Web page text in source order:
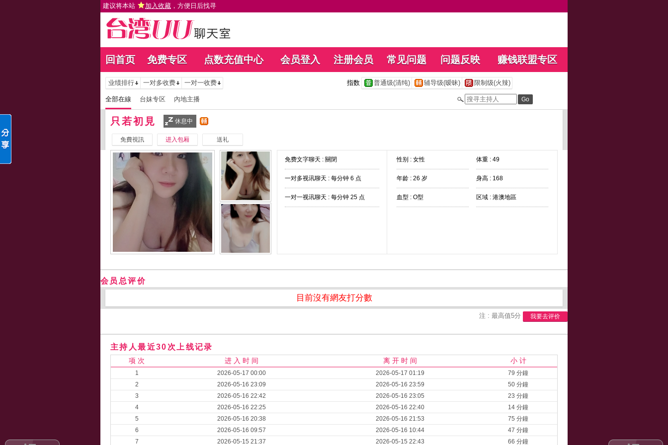
建议将本站 加入收藏 ，方便日后找寻
回首页 免费专区 点数充值中心 会员登入 注册会员 常见问题 问题反映 赚钱联盟专区
业绩排行 一对多收费 一对一收费 指数 普通级(清纯) 辅导级(暧昧) 限制级(火辣)
全部在線 台妹专区 內地主播
只若初見 休息中
免費視訊 进入包厢 送礼
免费文字聊天 : 關閉
一对多视讯聊天 : 每分钟 6 点
一对一视讯聊天 : 每分钟 25 点
性别 : 女性 体重 : 49
年龄 : 26 岁 身高 : 168
血型 : O型 区域 : 港澳地區
会员总评价
目前沒有網友打分數
注 : 最高值5分 我要去评价
主持人最近30次上线记录
项 次 进 入 时 间 离 开 时 间 小 计
1 2026-05-17 00:00 2026-05-17 01:19
79 分鐘
2
2026-05-16 23:09 2026-05-16 23:59
50 分鐘
3
2026-05-16 22:42 2026-05-16 23:05
23 分鐘
4
2026-05-16 22:25 2026-05-16 22:40
14 分鐘
5
2026-05-16 20:38 2026-05-16 21:53
75 分鐘
6
2026-05-16 09:57 2026-05-16 10:44
47 分鐘
7
2026-05-15 21:37 2026-05-15 22:43 66 分鐘